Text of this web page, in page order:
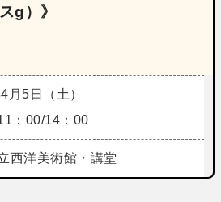
g）》
月5日（土）
：00/14：00
西洋美術館・講堂